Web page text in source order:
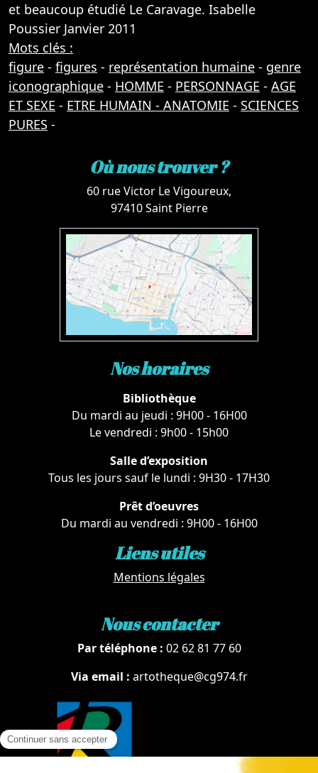
et beaucoup étudié Le Caravage. Isabelle
Poussier Janvier 2011
Mots clés :
figure - figures - représentation humaine - genre
iconographique - HOMME - PERSONNAGE - AGE
ET SEXE - ETRE HUMAIN - ANATOMIE - SCIENCES
PURES -
Où nous trouver ?
60 rue Victor Le Vigoureux,
97410 Saint Pierre
Nos horaires
Bibliothèque
Du mardi au jeudi : 9H00 - 16H00
Le vendredi : 9h00 - 15h00
Salle d’exposition
Tous les jours sauf le lundi : 9H30 - 17H30
Prêt d’oeuvres
Du mardi au vendredi : 9H00 - 16H00
Liens utiles
Mentions légales
Nous contacter
Par téléphone : 02 62 81 77 60
Via email : artotheque@cg974.fr